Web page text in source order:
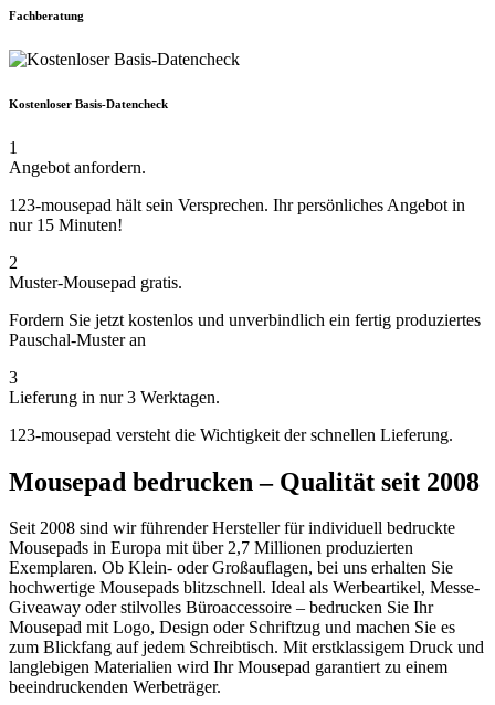
Fachberatung
Kostenloser Basis-Datencheck
1
Angebot anfordern.
123-mousepad hält sein Versprechen. Ihr persönliches Angebot in
nur 15 Minuten!
2
Muster-Mousepad gratis.
Fordern Sie jetzt kostenlos und unverbindlich ein fertig produziertes
Pauschal-Muster an
3
Lieferung in nur 3 Werktagen.
123-mousepad versteht die Wichtigkeit der schnellen Lieferung.
Mousepad bedrucken – Qualität seit 2008
Seit 2008 sind wir führender Hersteller für individuell bedruckte
Mousepads in Europa mit über 2,7 Millionen produzierten
Exemplaren. Ob Klein- oder Großauflagen, bei uns erhalten Sie
hochwertige Mousepads blitzschnell. Ideal als Werbeartikel, Messe-
Giveaway oder stilvolles Büroaccessoire – bedrucken Sie Ihr
Mousepad mit Logo, Design oder Schriftzug und machen Sie es
zum Blickfang auf jedem Schreibtisch. Mit erstklassigem Druck und
langlebigen Materialien wird Ihr Mousepad garantiert zu einem
beeindruckenden Werbeträger.